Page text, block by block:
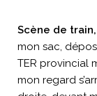
Scène de
mon sac,
TER provincial
mon regard